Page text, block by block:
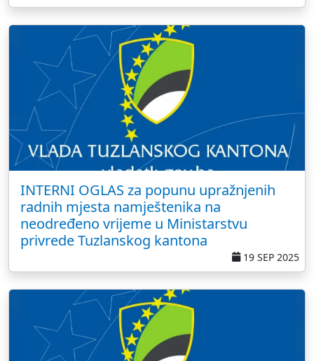
INTERNI OGLAS za popunu upražnjenih
radnih mjesta namještenika na
neodređeno vrijeme u Ministarstvu
privrede Tuzlanskog kantona
19 SEP 2025